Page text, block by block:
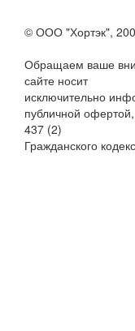
© ООО "Хортэк",
Обращаем ваше
сайте носит
исключительно
публичной
437 (2)
Гражданского